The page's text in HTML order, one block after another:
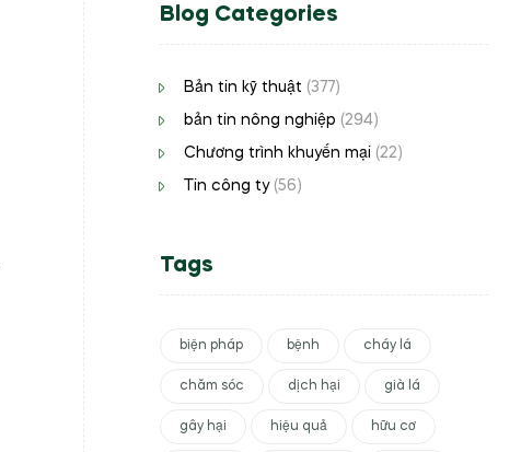
Blog Categories
Bản tin kỹ thuật (377)
bản tin nông nghiệp (294)
Chương trình khuyến mại (22)
Tin công ty(56)
Tags
biện pháp bệnh cháy lá
chăm sóc dịch hại già lá
gây hại hiệu quả hữu cơ